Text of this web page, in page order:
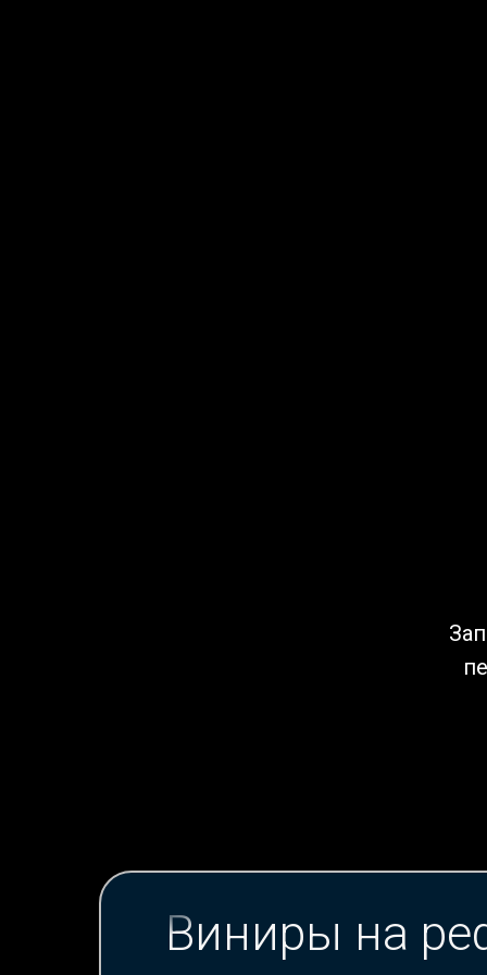
Виниры на